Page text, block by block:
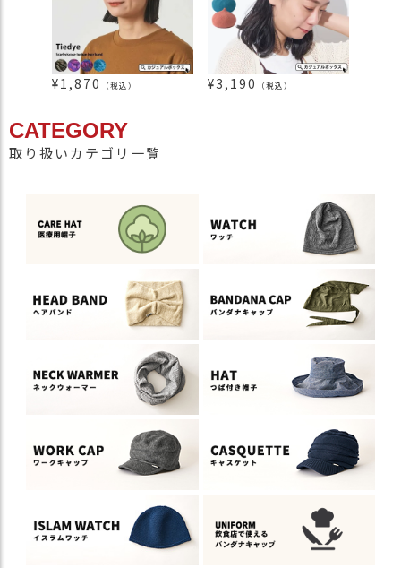
¥1,870 （税込） ¥3,190 （税込）
CATEGORY
取り扱いカテゴリ一覧